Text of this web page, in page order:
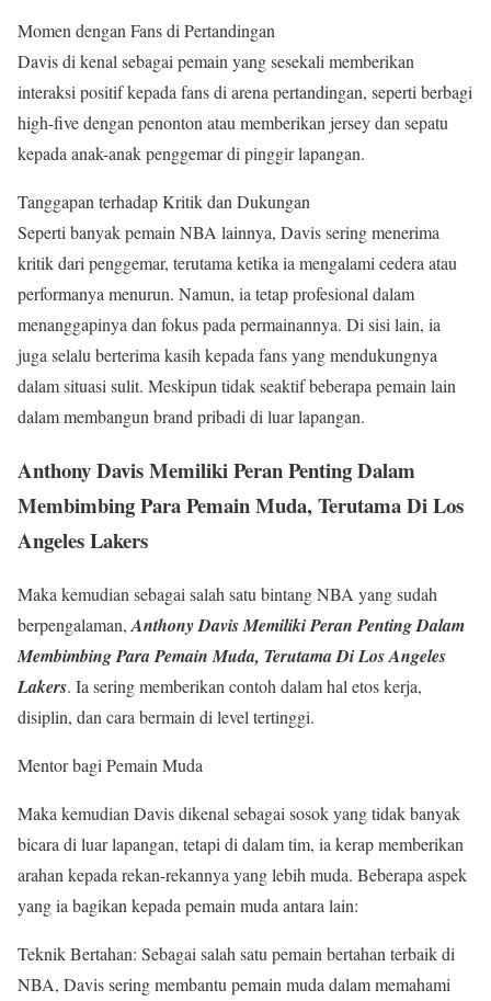
Momen dengan Fans di Pertandingan
Davis di kenal sebagai pemain yang sesekali memberikan
interaksi positif kepada fans di arena pertandingan, seperti berbagi
high-five dengan penonton atau memberikan jersey dan sepatu
kepada anak-anak penggemar di pinggir lapangan.
Tanggapan terhadap Kritik dan Dukungan
Seperti banyak pemain NBA lainnya, Davis sering menerima
kritik dari penggemar, terutama ketika ia mengalami cedera atau
performanya menurun. Namun, ia tetap profesional dalam
menanggapinya dan fokus pada permainannya. Di sisi lain, ia
juga selalu berterima kasih kepada fans yang mendukungnya
dalam situasi sulit. Meskipun tidak seaktif beberapa pemain lain
dalam membangun brand pribadi di luar lapangan.
Anthony Davis Memiliki Peran Penting Dalam
Membimbing Para Pemain Muda, Terutama Di Los
Angeles Lakers
Maka kemudian sebagai salah satu bintang NBA yang sudah
berpengalaman, Anthony Davis Memiliki Peran Penting Dalam
Membimbing Para Pemain Muda, Terutama Di Los Angeles
Lakers. Ia sering memberikan contoh dalam hal etos kerja,
disiplin, dan cara bermain di level tertinggi.
Mentor bagi Pemain Muda
Maka kemudian Davis dikenal sebagai sosok yang tidak banyak
bicara di luar lapangan, tetapi di dalam tim, ia kerap memberikan
arahan kepada rekan-rekannya yang lebih muda. Beberapa aspek
yang ia bagikan kepada pemain muda antara lain:
Teknik Bertahan: Sebagai salah satu pemain bertahan terbaik di
NBA, Davis sering membantu pemain muda dalam memahami